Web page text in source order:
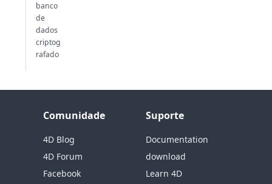
banco
de
dados
criptog
rafado
Comunidade
4D Blog
4D Forum
Facebook
Suporte
Documentation
download
Learn 4D